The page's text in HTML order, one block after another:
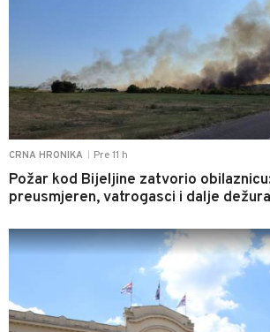
CRNA HRONIKA Pre 11 h
Požar kod Bijeljine zatvorio
preusmjeren, vatrogasci i dalje